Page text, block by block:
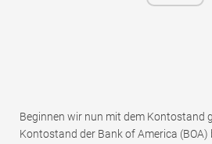
Beginnen wir nun mit dem Kontostand
Kontostand der Bank of America (BOA)